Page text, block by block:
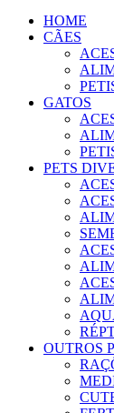
HOME
CÃES
GATOS
PETS
OUTROS